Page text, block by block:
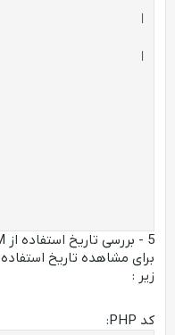
5 - بررسی تاریخ استفاده از YUM :
برای مشاهده تاریخ
زیر :
کد PHP: